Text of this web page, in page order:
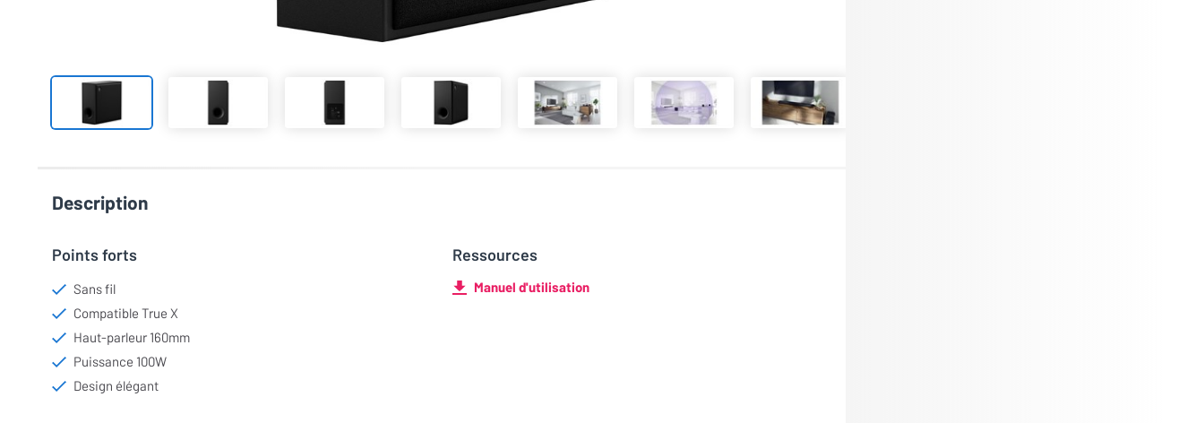
Description
Points forts
Sans fil
Compatible True X
Haut-parleur 160mm
Puissance 100W
Design élégant
Ressources
Manuel d'utilisation